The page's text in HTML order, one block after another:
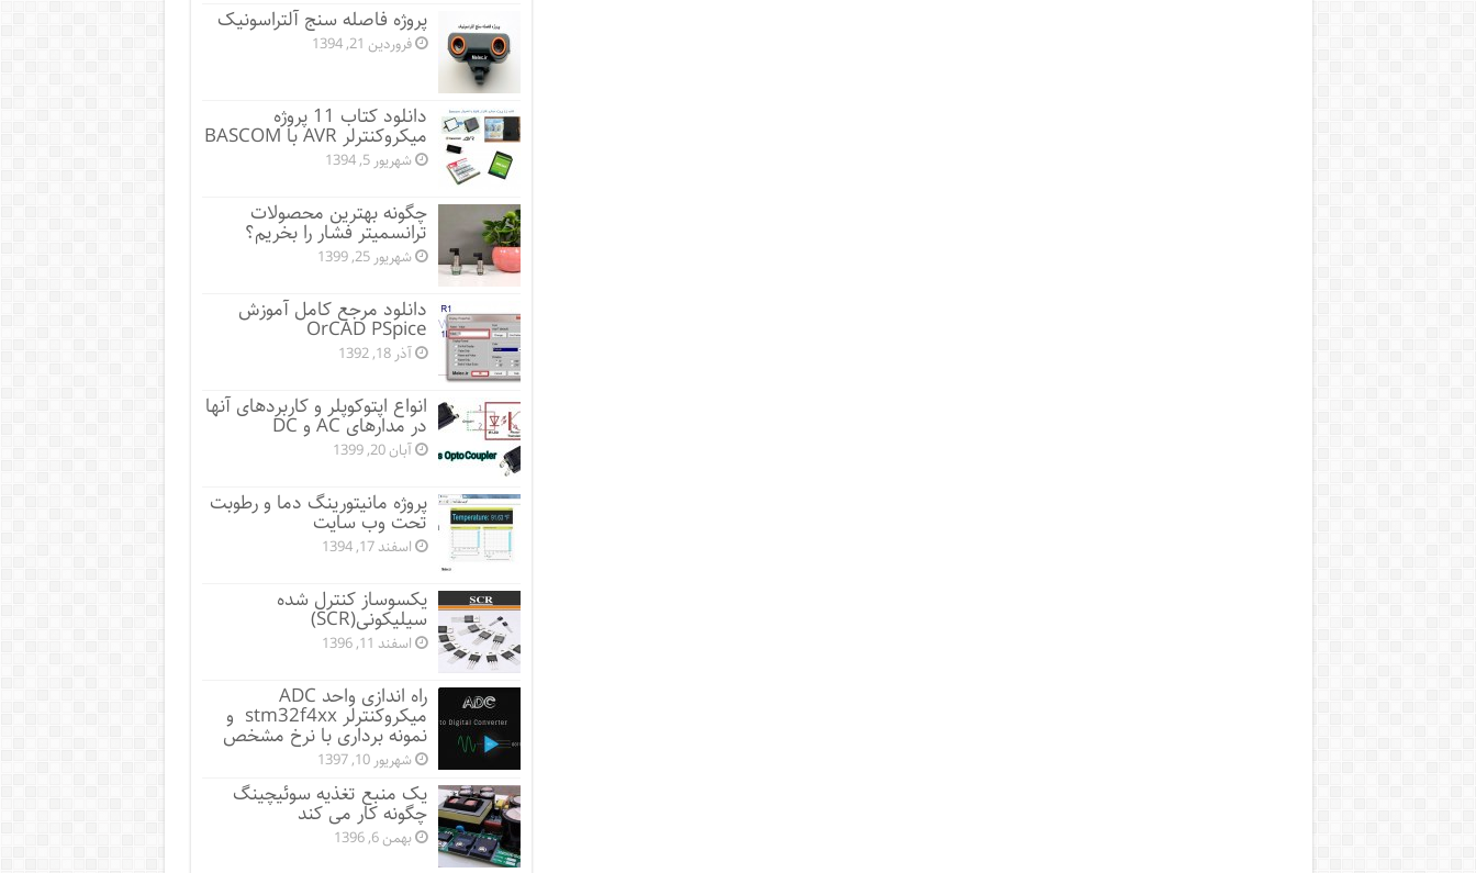
پروژه فاصله سنج آلتراسونیک
فروردین 21, 1394
دانلود کتاب 11 پروژه
میکروکنترلر AVR با BASCOM
شهریور 5, 1394
چگونه بهترین محصولات
ترانسمیتر فشار را بخریم؟
شهریور 25, 1399
دانلود مرجع کامل آموزش
OrCAD PSpice
آذر 18, 1392
انواع اپتوکوپلر و کاربردهای آنها
در مدارهای AC و DC
آبان 20, 1399
پروژه مانيتورينگ دما و رطوبت
تحت وب سایت
اسفند 17, 1394
یکسوساز کنترل شده
سیلیکونی(SCR)
اسفند 11, 1396
راه اندازی واحد ADC
میکروکنترلر stm32f4xx و
نمونه برداری با نرخ مشخص
شهریور 10, 1397
یک منبع تغذیه سوئیچینگ
چگونه کار می کند
بهمن 6, 1396